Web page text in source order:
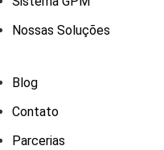
Nossas Soluções
Blog
Contato
Parcerias